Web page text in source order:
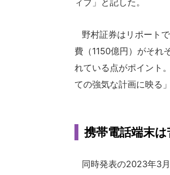
ィブ」と記した。
野村証券はリポート
費（1150億円）がそれ
れている点がポイント
ての強気な計画に映る
携帯電話端末
同時発表の2023年3